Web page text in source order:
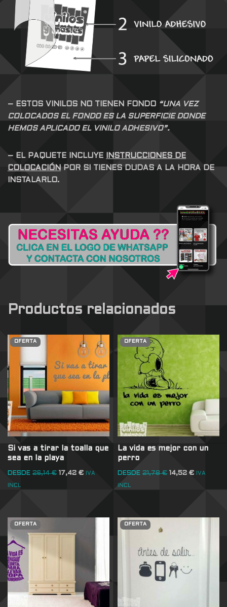
– ESTOS VINILOS NO TIENEN FONDO
“UNA VEZ
COLOCADOS EL FONDO ES LA SUPERFICIE DONDE
HEMOS APLICADO EL VINILO ADHESIVO”.
– EL PAQUETE INCLUYE
INSTRUCCIONES DE
COLOCACIÓNPOR SI TIENES DUDAS A LA HORA DE
INSTALARLO.
Productos relacionados
OFERTA
Si vas a tirar la toalla que
sea en la playa
DESDE 26,14€ 17,42 € IVA
INCL
OFERTA
La vida es mejor con un
perro
DESDE 21,78€ 14,52€ IVA
INCL
OFERTA OFERTA